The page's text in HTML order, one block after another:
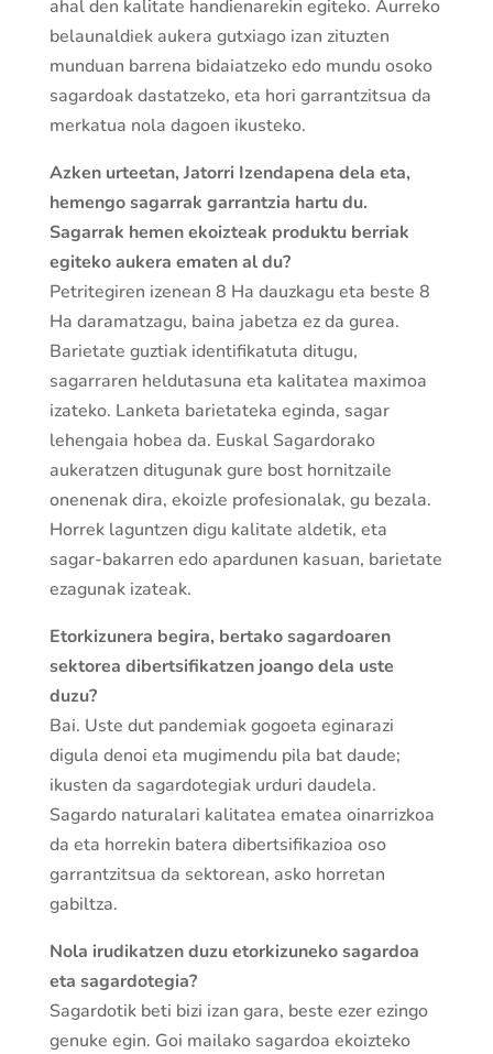
ahal den kalitate handienarekin egiteko. Aurreko
belaunaldiek aukera gutxiago izan zituzten
munduan barrena bidaiatzeko edo mundu osoko
sagardoak dastatzeko, eta hori garrantzitsua da
merkatua nola dagoen ikusteko.
Azken urteetan, Jatorri Izendapena dela eta,
hemengo sagarrak garrantzia hartu du.
Sagarrak hemen ekoizteak produktu berriak
egiteko aukera ematenal du?
Petritegiren izenean 8 Ha dauzkagu eta beste 8
Ha daramatzagu, baina jabetza ez da gurea.
Barietate guztiak identifikatuta ditugu,
sagarraren heldutasuna eta kalitatea maximoa
izateko. Lanketa barietateka eginda, sagar
lehengaia hobea da. Euskal Sagardorako
aukeratzen ditugunak gure bost hornitzaile
onenenak dira, ekoizle profesionalak, gu bezala.
Horrek laguntzen digu kalitate aldetik, eta
sagar-bakarren edo apardunen kasuan, barietate
ezagunak izateak.
Etorkizunera begira, bertako sagardoaren
sektorea dibertsifikatzen joango dela uste
duzu?
Bai. Uste dut pandemiak gogoeta eginarazi
digula denoi eta mugimendu pila bat daude;
ikusten da sagardotegiak urduri daudela.
Sagardo naturalari kalitatea ematea oinarrizkoa
da eta horrekin batera dibertsifikazioa oso
garrantzitsua da sektorean, asko horretan
gabiltza.
Nola irudikatzen duzu etorkizuneko sagardoa
eta sagardotegia?
Sagardotik beti bizi izan gara, beste ezer ezingo
genuke egin. Goi mailako sagardoa ekoizteko